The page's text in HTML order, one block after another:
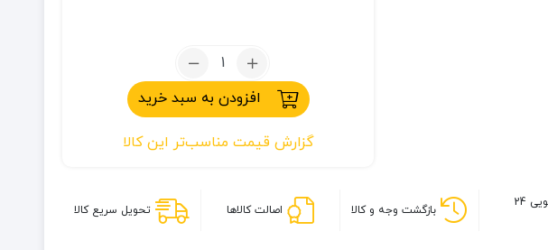
تعداد:
ستون
سایبان
دانانیک
مدل
افزودن به سبد خرید
گزارش قیمت مناسب‌تر این کالا
پاسخگویی 24
بازگشت وجه و کالا اصالت کالاها تحویل سریع کالا